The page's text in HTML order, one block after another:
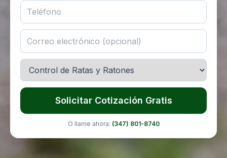
Solicitar Cotización Gratis
O llame ahora: (347) 801-8740